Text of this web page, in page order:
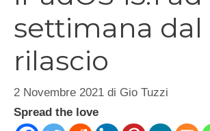
settimana dal
rilascio
2 Novembre 2021 di Gio Tuzzi
Spread the love